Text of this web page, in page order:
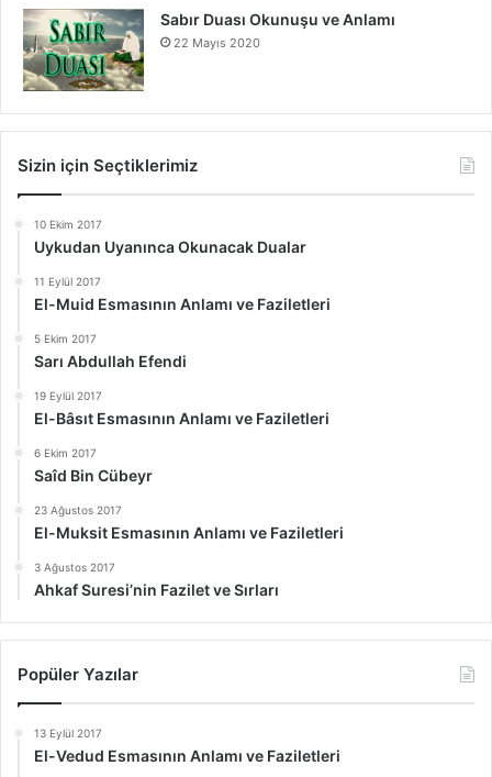
Sabır Duası Okunuşu ve Anlamı
22 Mayıs 2020
Sizin için Seçtiklerimiz
10 Ekim 2017
Uykudan Uyanınca Okunacak Dualar
11 Eylül 2017
El-Muid Esmasının Anlamı ve Faziletleri
5 Ekim 2017
Sarı Abdullah Efendi
19 Eylül 2017
El-Bâsıt Esmasının Anlamı ve Faziletleri
6 Ekim 2017
Saîd Bin Cübeyr
23 Ağustos 2017
El-Muksit Esmasının Anlamı ve Faziletleri
3 Ağustos 2017
Ahkaf Suresi’nin Fazilet ve Sırları
Popüler Yazılar
13 Eylül 2017
El-Vedud Esmasının Anlamı ve Faziletleri